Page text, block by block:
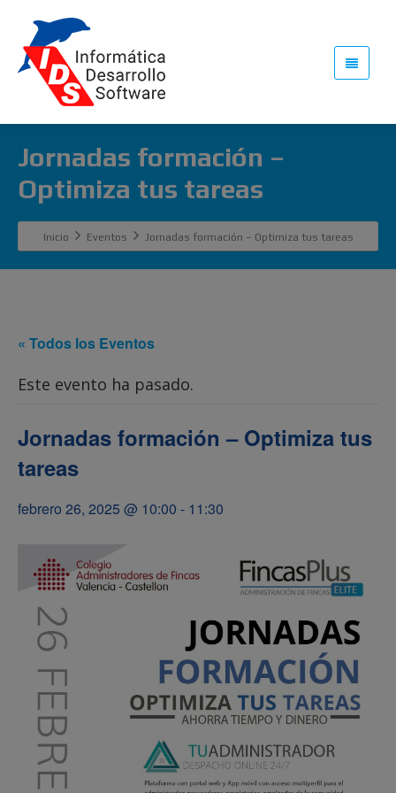
Jornadas formación –
Optimiza tus tareas
Inicio Eventos Jornadas formación – Optimiza tus tareas
« Todos los Eventos
Este evento ha pasado.
Jornadas formación – Optimiza tus
tareas
febrero 26, 2025 @ 10:00 - 11:30